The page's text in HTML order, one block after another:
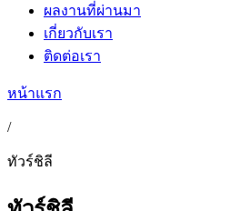
ผลงานที่ผ่านมา
เกี่ยวกับเรา
ติดต่อเรา
หน้าแรก
/
ทัวร์ชิลี